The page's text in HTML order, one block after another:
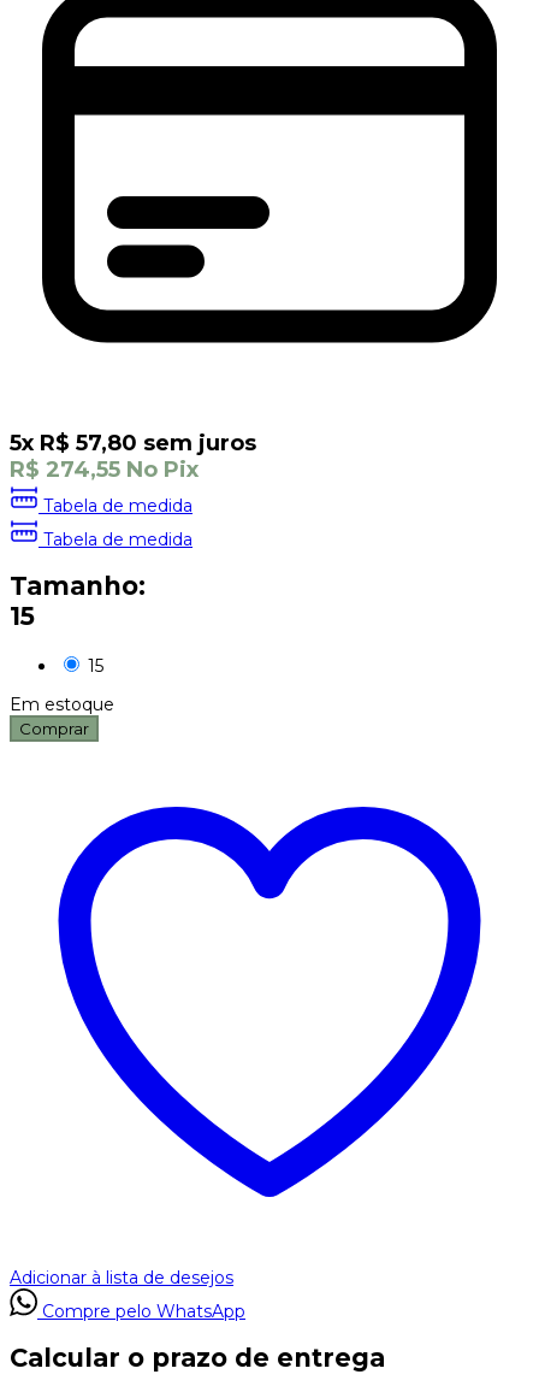
5x R$ 57,80 sem juros
R$ 274,55 No Pix
Tabela de medida
Tabela de medida
Tamanho:
15
15
Em estoque
Comprar
Adicionar à lista de desejos
Compre pelo WhatsApp
Calcular o prazo de entrega